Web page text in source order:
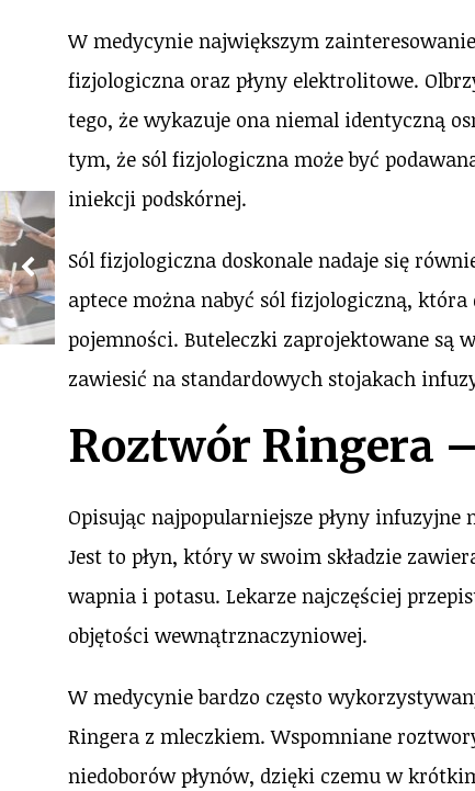
W medycynie największym
fizjologiczna oraz płyny elektrolitowe.
tego, że wykazuje ona niemal identyczną
tym, że sól fizjologiczna może być
iniekcji podskórnej.
Sól fizjologiczna doskonale nadaje się
aptece można nabyć sól fizjologiczną,
pojemności. Buteleczki zaprojektowane są
zawiesić na standardowych stojakach
Roztwór Ringera
Opisując najpopularniejsze płyny
Jest to płyn, który w swoim składzie
wapnia i potasu. Lekarze najczęściej
objętości wewnątrznaczyniowej.
W medycynie bardzo często
Ringera z mleczkiem. Wspomniane
niedoborów płynów, dzięki czemu w